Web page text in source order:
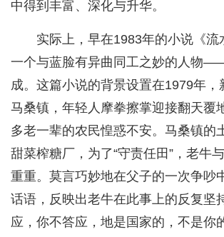
中得到丰富、深化与升华。
实际上，早在1983年的小说《流
一个与蓝脸有异曲同工之妙的人物
成。这篇小说的背景设置在1979年，
马桑镇，年轻人摩拳擦掌迎接翻天覆
多老一辈的农民惶惑不安。马桑镇的
甜菜榨糖厂，为了“守责任田”，老牛
重重。莫言巧妙地在父子的一次争吵
话语，反映出老牛在此事上的反复坚
应，你不答应，地是国家的，不是你